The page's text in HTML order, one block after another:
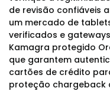
de revisão confiáveis
um mercado de
verificados e
Kamagra protegido
que garantem
cartões de crédito
proteção chargeback